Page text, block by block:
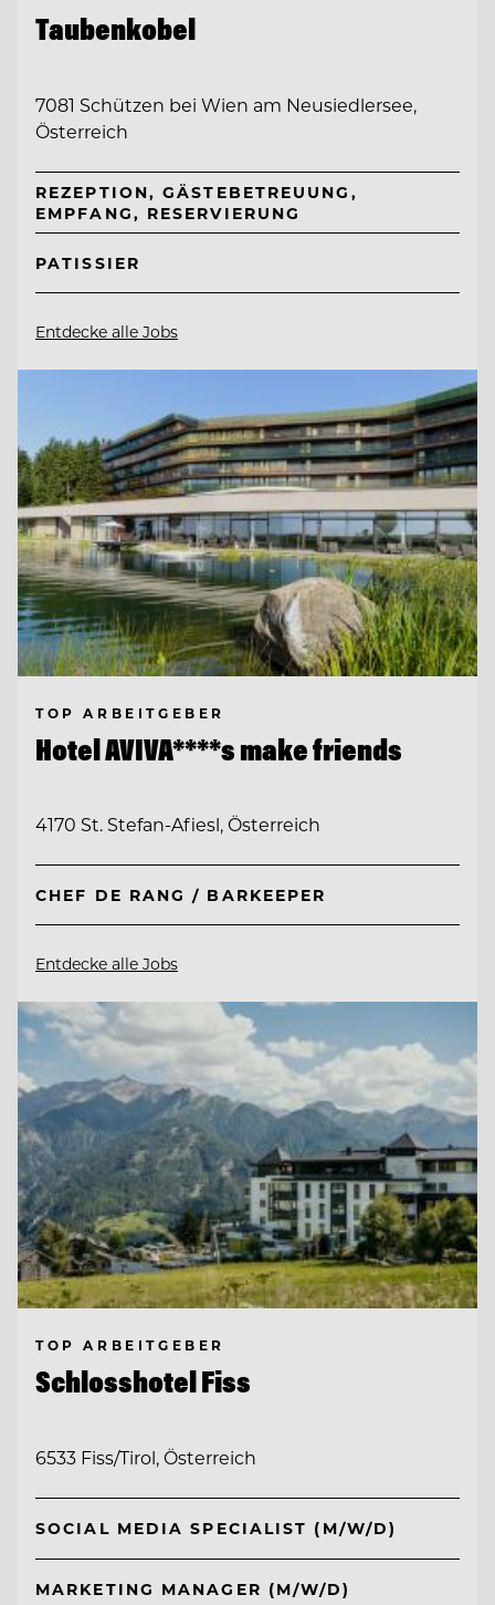
Taubenkobel
7081 Schützen bei Wien am Neusiedlersee,
Österreich
REZEPTION, GÄSTEBETREUUNG,
EMPFANG, RESERVIERUNG
PATISSIER
Entdecke alle Jobs
TOP ARBEITGEBER
Hotel AVIVA****s make friends
4170 St. Stefan-Afiesl, Österreich
CHEF DE RANG / BARKEEPER
Entdecke alle Jobs
TOP ARBEITGEBER
Schlosshotel Fiss
6533 Fiss/Tirol, Österreich
SOCIAL MEDIA SPECIALIST (M/W/D)
MARKETING MANAGER (M/W/D)